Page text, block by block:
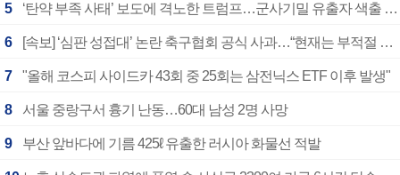
5 ‘탄약 부족 사태’ 보도에 격노한 트럼프…군사기밀 유출자 색출 지시
6 [속보] ‘심판 성접대’ 논란 축구협회 공식 사과…“현재는 부적절 행위 없어”
7 "올해 코스피 사이드카 43회 중 25회는 삼전닉스 ETF 이후 발생"
8 서울 중랑구서 흉기 난동…60대 남성 2명 사망
9 부산 앞바다에 기름 425ℓ 유출한 러시아 화물선 적발